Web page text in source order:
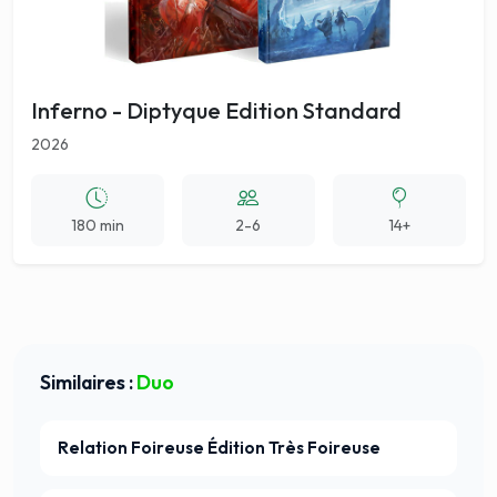
Inferno - Diptyque Edition Standard
2026
180 min 2-6 14+
Similaires :Duo
Relation Foireuse Édition Très Foireuse